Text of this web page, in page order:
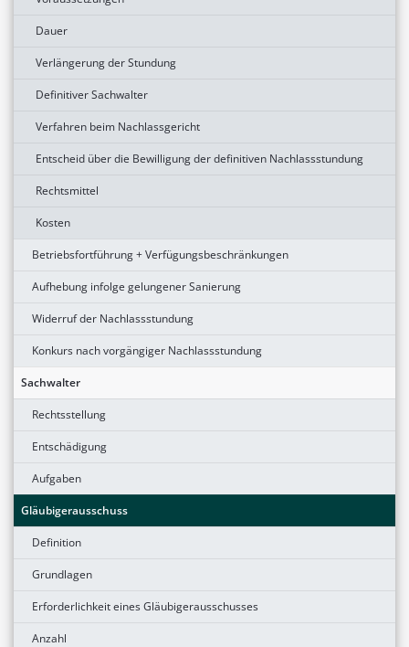
Dauer
Verlängerung der Stundung
Definitiver Sachwalter
Verfahren beim Nachlassgericht
Entscheid über die Bewilligung der definitiven Nachlassstundung
Rechtsmittel
Kosten
Betriebsfortführung + Verfügungsbeschränkungen
Aufhebung infolge gelungener Sanierung
Widerruf der Nachlassstundung
Konkurs nach vorgängiger Nachlassstundung
Sachwalter
Rechtsstellung
Entschädigung
Aufgaben
Gläubigerausschuss
Definition
Grundlagen
Erforderlichkeit eines Gläubigerausschusses
Anzahl